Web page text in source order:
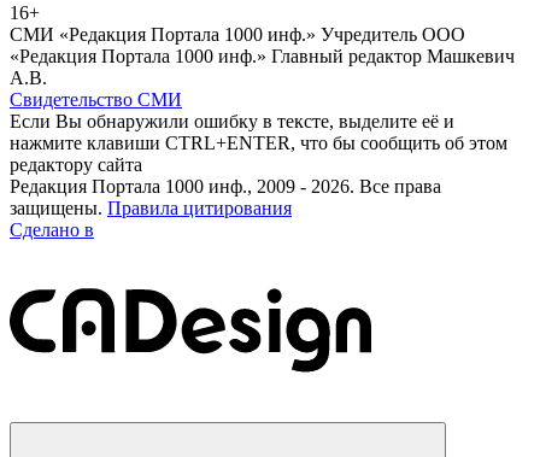
16+
СМИ «Редакция Портала 1000 инф.» Учредитель ООО
«Редакция Портала 1000 инф.» Главный редактор Машкевич
А.В.
Свидетельство СМИ
Если Вы обнаружили ошибку в тексте, выделите её и
нажмите клавиши CTRL+ENTER, что бы сообщить об этом
редактору сайта
Редакция Портала 1000 инф., 2009 - 2026. Все права
защищены. Правила цитирования
Сделано в